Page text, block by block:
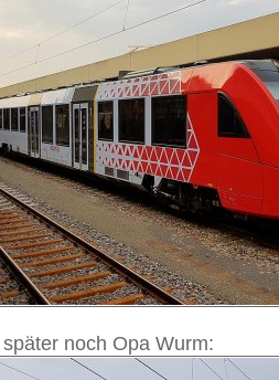
noch Opa Wurm: